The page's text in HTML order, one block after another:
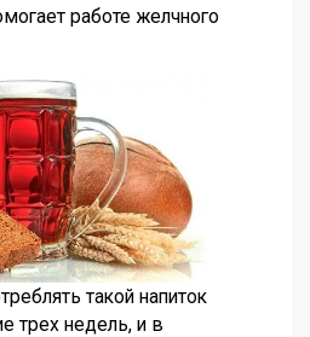
работе желчного
такой напиток
трех недель, и в